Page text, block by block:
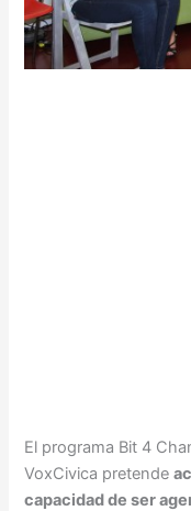
El programa Bit 4
VoxCivica pretende
capacidad de ser